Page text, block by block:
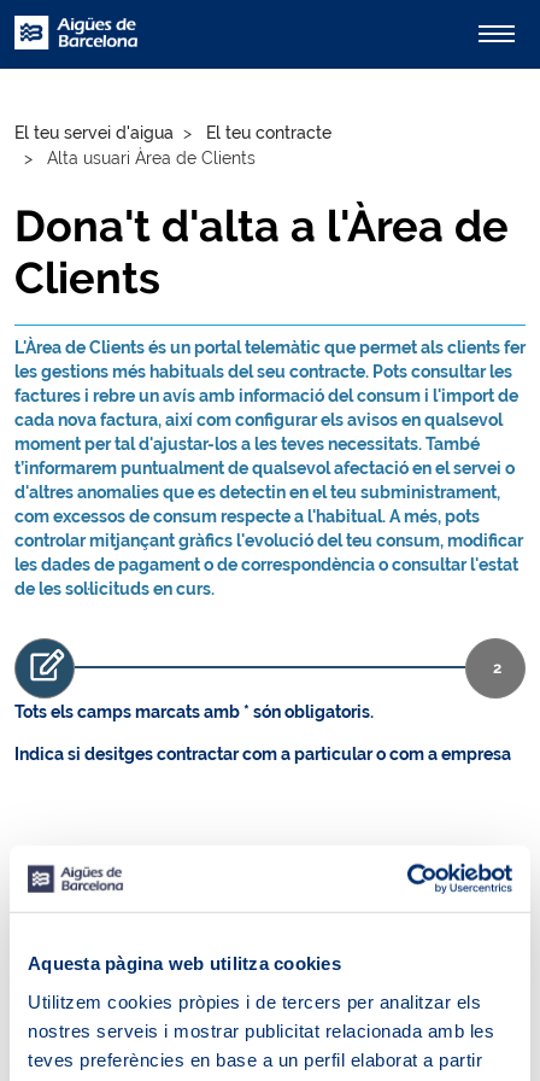
Aquesta pàgina web utilitza cookies
Utilitzem cookies pròpies i de tercers per analitzar els
nostres serveis i mostrar publicitat relacionada amb les
teves preferències en base a un perfil elaborat a partir
El teu servei d'aigua
El teu contracte
Alta usuari Àrea de Clients
Dona't d'alta a l'Àrea de
Clients
L'Àrea de Clients és un portal telemàtic que permet als clients fer
les gestions més habituals del seu contracte. Pots consultar les
factures i rebre un avís amb informació del consum i l'import de
cada nova factura, així com configurar els avisos en qualsevol
moment per tal d'ajustar-los a les teves necessitats. També
t’informarem puntualment de qualsevol afectació en el servei o
d'altres anomalies que es detectin en el teu subministrament,
com excessos de consum respecte a l'habitual. A més, pots
controlar mitjançant gràfics l'evolució del teu consum, modificar
les dades de pagament o de correspondència o consultar l'estat
de les sol·licituds en curs.
2
Tots els camps marcats amb * són obligatoris.
Indica si desitges contractar com a particular o com a empresa
Particular Empresa
Tipus de document